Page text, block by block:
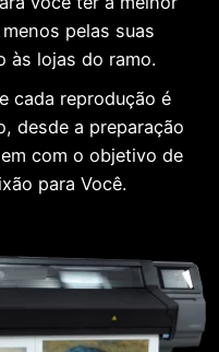
pelas suas
às lojas do ramo.
cada reprodução é
desde a preparação
com o objetivo de
para Você.